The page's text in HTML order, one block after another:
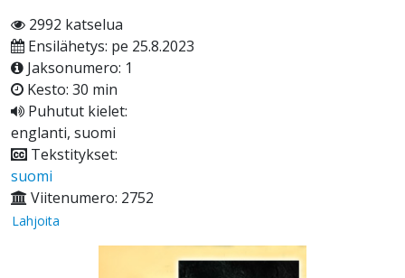
2992 katselua
Ensilähetys: pe 25.8.2023
Jaksonumero: 1
Kesto: 30 min
Puhutut kielet:
englanti, suomi
Tekstitykset:
suomi
Viitenumero: 2752
Lahjoita